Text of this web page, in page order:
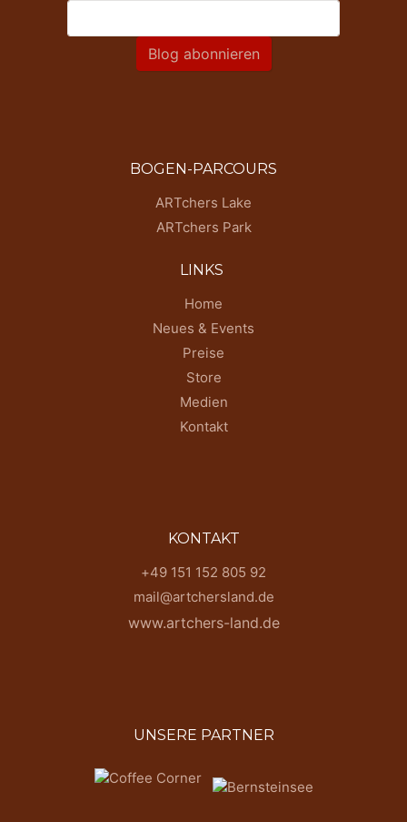
Blog abonnieren
BOGEN-PARCOURS
ARTchers Lake
ARTchers Park
LINKS
Home
Neues & Events
Preise
Store
Medien
Kontakt
KONTAKT
+49 151 152 805 92
mail@artchersland.de
www.artchers-land.de
UNSERE PARTNER